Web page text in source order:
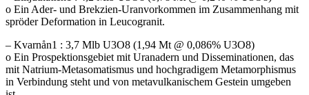
o Ein Ader- und Brekzien-Uranvorkommen im Zusammenhang mit
spröder Deformation in Leucogranit.
– Kvarnån1 : 3,7 Mlb U3O8 (1,94 Mt @ 0,086% U3O8)
o Ein Prospektionsgebiet mit Uranadern und Disseminationen, das
mit Natrium-Metasomatismus und hochgradigem Metamorphismus
in Verbindung steht und von metavulkanischem Gestein umgeben